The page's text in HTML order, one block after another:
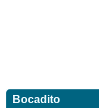
Bocadito